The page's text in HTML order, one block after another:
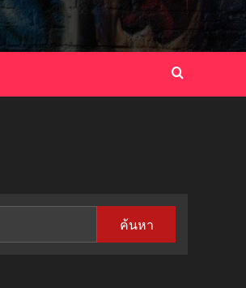
ค้นหา